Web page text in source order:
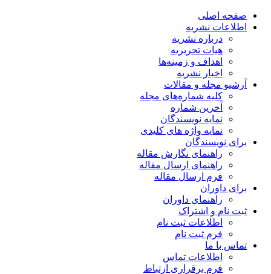
صفحه اصلی
اطلاعات نشریه
درباره نشریه
هیات تحریریه
اهداف و زمینه‌ها
اخبار نشریه
آرشیو مجله و مقالات
کلیه شماره‌های مجله
آخرین شماره
نمایه نویسندگان
نمایه واژه های کلیدی
برای نویسندگان
راهنمای نگارش مقاله
راهنمای ارسال مقاله
فرم ارسال مقاله
برای داوران
راهنمای داوران
ثبت نام و اشتراک
اطلاعات ثبت نام
فرم ثبت نام
تماس با ما
اطلاعات تماس
فرم برقراری ارتباط